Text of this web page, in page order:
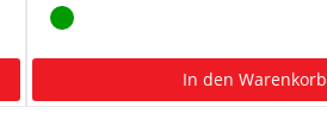
In den Warenkorb